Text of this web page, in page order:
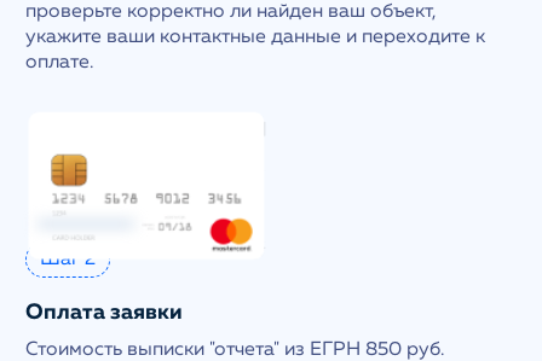
проверьте корректно ли найден ваш объект,
укажите ваши контактные данные и переходите к
оплате.
Шаг 2
Оплата заявки
Стоимость выписки "отчета" из ЕГРН 850 руб.